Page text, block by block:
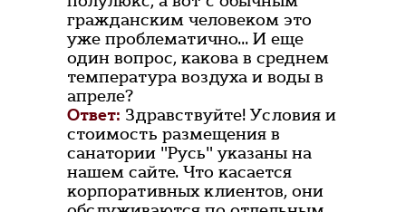
гражданским человеком это
уже проблематично... И еще
один вопрос, какова в среднем
температура воздуха и воды в
апреле?
Ответ: Здравствуйте! Условия и
стоимость размещения в
санатории "Русь" указаны на
нашем сайте. Что касается
корпоративных клиентов, они